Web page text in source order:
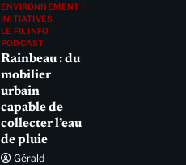
ENVIRONNEMENT
INITIATIVES
LE FIL INFO
PODCAST
Rainbeau : du
mobilier
urbain
capable de
collecter l’eau
de pluie
Gérald